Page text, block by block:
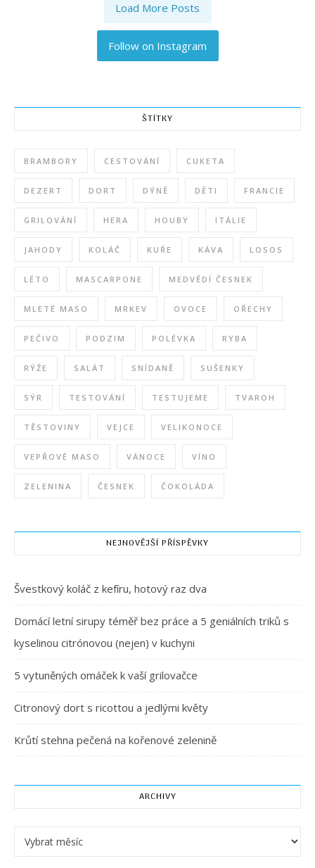
Load More Posts
Follow on Instagram
ŠTÍTKY
BRAMBORY CESTOVÁNÍ CUKETA
DEZERT DORT DÝNĚ DĚTI FRANCIE
GRILOVÁNÍ HERA HOUBY ITÁLIE
JAHODY KOLÁČ KUŘE KÁVA LOSOS
LÉTO MASCARPONE MEDVĚDÍ ČESNEK
MLETÉ MASO MRKEV OVOCE OŘECHY
PEČIVO PODZIM POLÉVKA RYBA
RÝŽE SALÁT SNÍDANĚ SUŠENKY
SÝR TESTOVÁNÍ TESTUJEME TVAROH
TĚSTOVINY VEJCE VELIKONOCE
VEPŘOVÉ MASO VÁNOCE VÍNO
ZELENINA ČESNEK ČOKOLÁDA
NEJNOVĚJŠÍ PŘÍSPĚVKY
Švestkový koláč z kefíru, hotový raz dva
Domácí letní sirupy téměř bez práce a 5 geniálních triků s
kyselinou citrónovou (nejen) v kuchyni
5 vytuněných omáček k vaší grilovačce
Citronový dort s ricottou a jedlými květy
Krůtí stehna pečená na kořenové zelenině
ARCHIVY
Archivy